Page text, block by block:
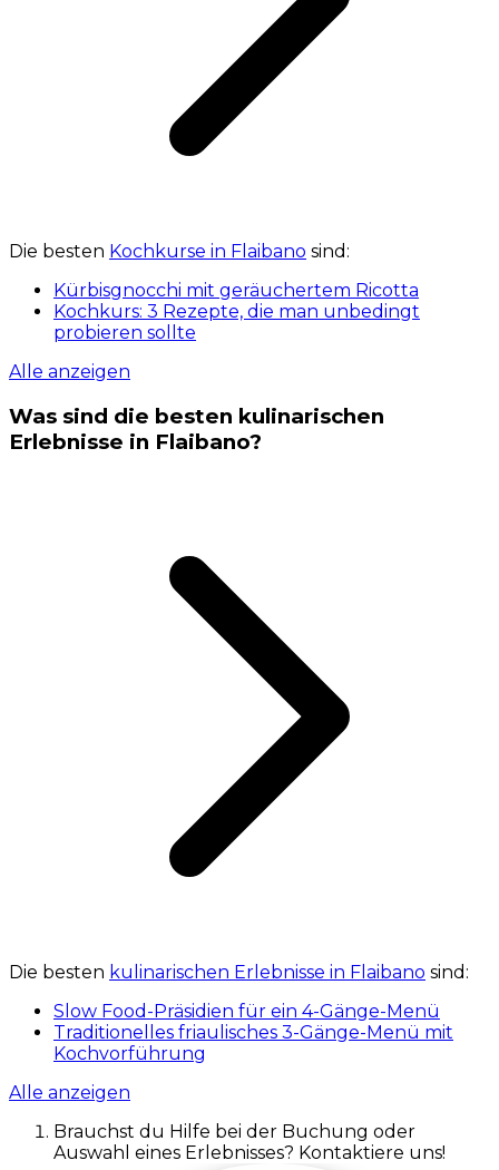
Die besten Kochkurse in Flaibano sind:
Kürbisgnocchi mit geräuchertem Ricotta
Kochkurs: 3 Rezepte, die man unbedingt
probieren sollte
Alle anzeigen
Was sind die besten kulinarischen
Erlebnisse in Flaibano?
Die besten kulinarischen Erlebnisse in Flaibano sind:
Slow Food-Präsidien für ein 4-Gänge-Menü
Traditionelles friaulisches 3-Gänge-Menü mit
Kochvorführung
Alle anzeigen
Brauchst du Hilfe bei der Buchung oder
Auswahl eines Erlebnisses? Kontaktiere uns!